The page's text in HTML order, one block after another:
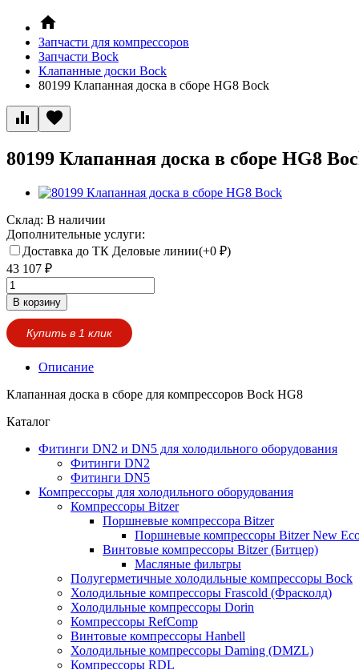
Запчасти для компрессоров
Запчасти Bock
Клапанные доски Bock
80199 Клапанная доска в сборе HG8 Bock
80199 Клапанная доска в сборе HG8
Склад: В наличии
Дополнительные услуги:
Доставка до ТК Деловые линии(+0 ₽)
43 107 ₽
В корзину
Купить в 1 клик
Описание
Клапанная доска в сборе для компрессоров Bock HG8
Каталог
Фитинги DN2 и DN5 для холодильного оборудования
Фитинги DN2
Фитинги DN5
Компрессоры для холодильного оборудования
Компрессоры Bitzer
Поршневые компрессора Bitzer
Поршневые компрессоры Bitzer New
Винтовые компрессоры Bitzer (Битцер)
Масляные фильтры
Полугерметичные холодильные компрессоры Bock
Холодильные компрессоры Frascold (Фрасколд)
Холодильные компрессоры Dorin
Компрессоры RefComp
Винтовые компрессоры Hanbell
Холодильные компрессоры Daming (DMZL)
Компрессоры RDL